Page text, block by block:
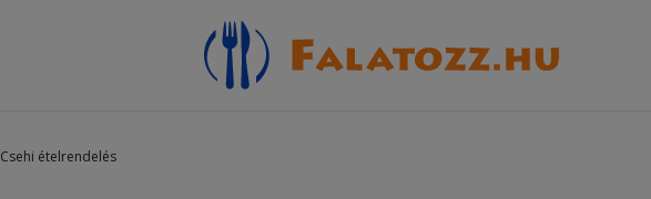
Csehi ételrendelés